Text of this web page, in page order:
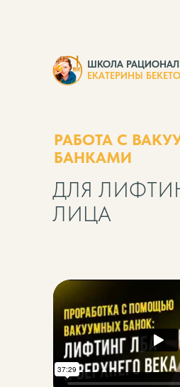
РАБОТА С
БАНКАМИ
ДЛЯ
ЛИЦА
ШКОЛА
ЕКАТЕРИНЫ